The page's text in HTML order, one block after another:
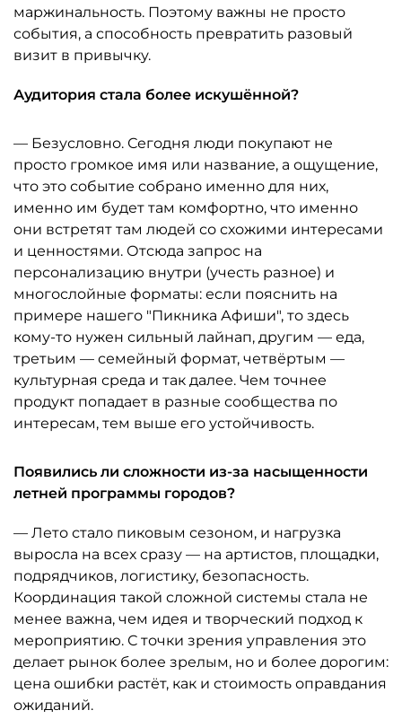
маржинальность. Поэтому важны не просто
события, а способность превратить разовый
визит в привычку.
Аудитория стала более искушённой?
— Безусловно. Сегодня люди покупают не
просто громкое имя или название, а ощущение,
что это событие собрано именно для них,
именно им будет там комфортно, что именно
они встретят там людей со схожими интересами
и ценностями. Отсюда запрос на
персонализацию внутри (учесть разное) и
многослойные форматы: если пояснить на
примере нашего "Пикника Афиши", то здесь
кому-то нужен сильный лайнап, другим — еда,
третьим — семейный формат, четвёртым —
культурная среда и так далее. Чем точнее
продукт попадает в разные сообщества по
интересам, тем выше его устойчивость.
Появились ли сложности из-за насыщенности
летней программы городов?
— Лето стало пиковым сезоном, и нагрузка
выросла на всех сразу — на артистов, площадки,
подрядчиков, логистику, безопасность.
Координация такой сложной системы стала не
менее важна, чем идея и творческий подход к
мероприятию. С точки зрения управления это
делает рынок более зрелым, но и более дорогим:
цена ошибки растёт, как и стоимость оправдания
ожиданий.